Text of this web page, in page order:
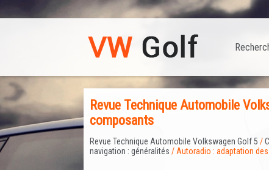
Revue Technique Automobile
composants
Revue Technique Automobile Volkswagen Golf 5 /
navigation : généralités / Autoradio : adaptation